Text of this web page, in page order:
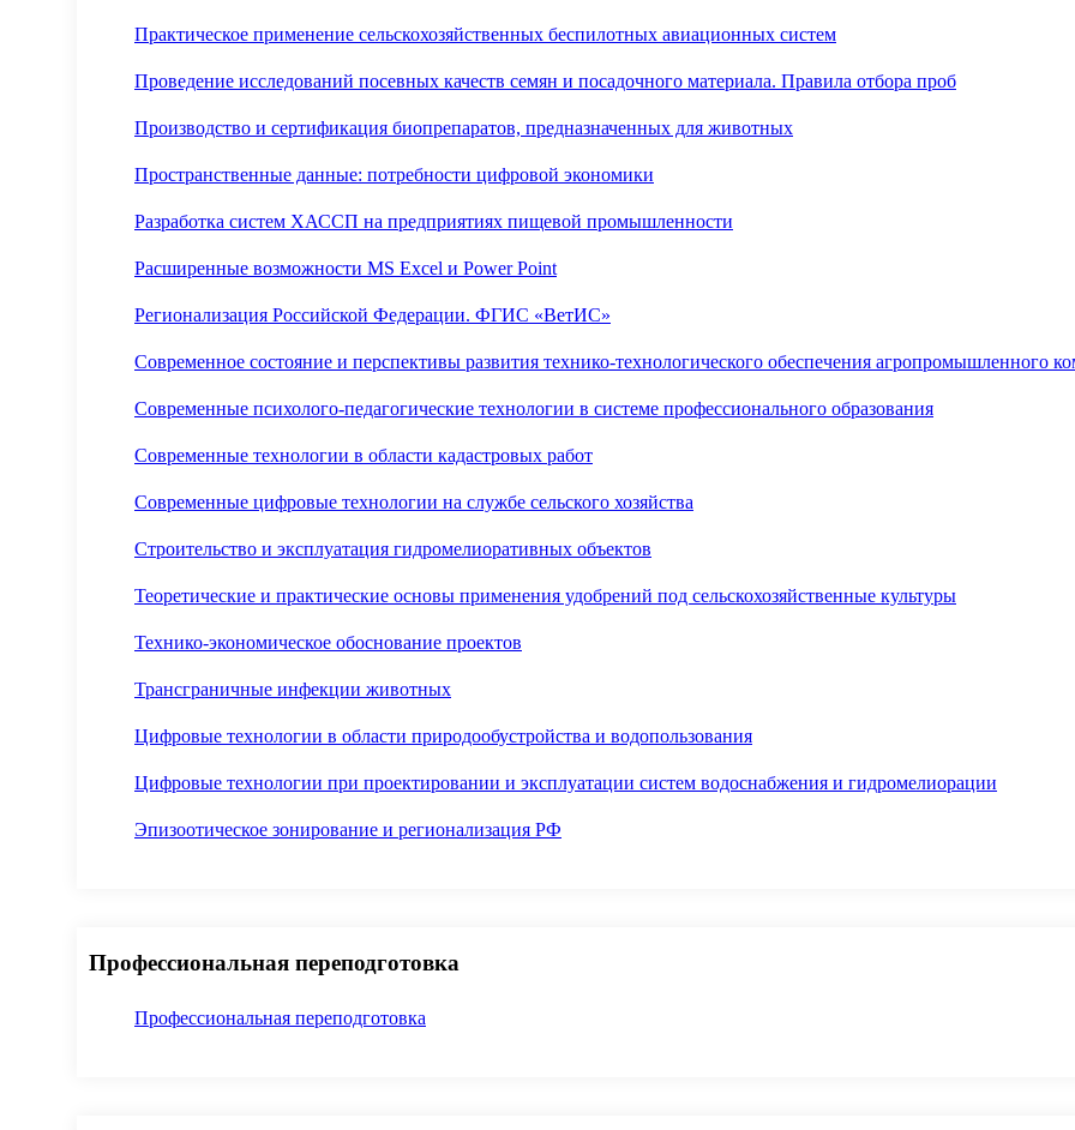
Практическое применение сельскохозяйственных беспилотных авиационных систем
Проведение исследований посевных качеств семян и посадочного материала. Правила отбора проб
Производство и сертификация биопрепаратов, предназначенных для животных
Пространственные данные: потребности цифровой экономики
Разработка систем ХАССП на предприятиях пищевой промышленности
Расширенные возможности MS Excel и Power Point
Регионализация Российской Федерации. ФГИС «ВетИС»
Современное состояние и перспективы развития технико-технологического обеспечения агропромышленного
Современные психолого-педагогические технологии в системе профессионального образования
Современные технологии в области кадастровых работ
Современные цифровые технологии на службе сельского хозяйства
Строительство и эксплуатация гидромелиоративных объектов
Теоретические и практические основы применения удобрений под сельскохозяйственные культуры
Технико-экономическое обоснование проектов
Трансграничные инфекции животных
Цифровые технологии в области природообустройства и водопользования
Цифровые технологии при проектировании и эксплуатации систем водоснабжения и гидромелиорации
Эпизоотическое зонирование и регионализация РФ
Профессиональная переподготовка
Профессиональная переподготовка